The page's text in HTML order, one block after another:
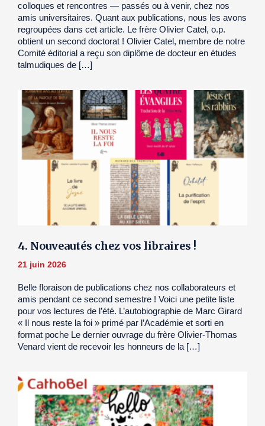
colloques et rencontres — passés ou à venir, chez nos
amis universitaires. Quant aux publications, nous les avons
regroupées dans cet article. Le frère Olivier Catel, o.p.
obtient un second doctorat ! Olivier Catel, membre de notre
Comité éditorial a reçu son diplôme de docteur en études
talmudiques de […]
4. Nouveautés chez vos libraires !
21 juin 2026
Belle floraison de publications chez nos collaborateurs et
amis pendant ce second semestre ! Voici une petite liste
pour vos lectures de l’été. L’autobiographie de Marc Girard
« Il nous reste la foi » primé par l’Académie et sorti en
format poche Le dernier ouvrage du frère Olivier-Thomas
Venard vient de recevoir les honneurs de la […]